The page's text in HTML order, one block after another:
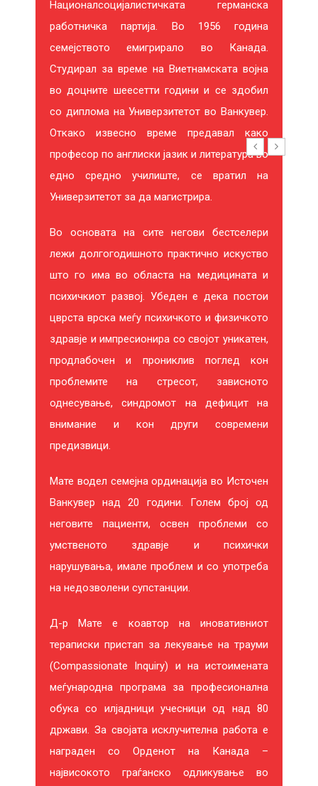
Националсоцијалистичката германска
работничка партија. Во 1956 година
семејството емигрирало во Канада.
Студирал за време на Виетнамската војна
во доцните шеесетти години и се здобил
со диплома на Универзитетот во Ванкувер.
Откако извесно време предавал како
професор по англиски јазик и литература во
едно средно училиште, се вратил на
Универзитетот за да магистрира.
Во основата на сите негови бестселери
лежи долгогодишното практично искуство
што го има во областа на медицината и
психичкиот развој. Убеден е дека постои
цврста врска меѓу психичкото и физичкото
здравје и импресионира со својот уникатен,
продлабочен и прониклив поглед кон
проблемите на стресот, зависното
однесување, синдромот на дефицит на
внимание и кон други современи
предизвици.
Мате водел семејна ординација во Источен
Ванкувер над 20 години. Голем број од
неговите пациенти, освен проблеми со
умственото здравје и психички
нарушувања, имале проблем и со употреба
на недозволени супстанции.
Д-р Мате е коавтор на иновативниот
тераписки пристап за лекување на трауми
(Compassionate Inquiry) и на истоимената
меѓународна програма за професионална
обука со илјадници учесници од над 80
држави. За својата исклучителна работа е
награден со Орденот на Канада –
највисокото граѓанско одликување во
ОРУЖЈАТА НА КРИТИЧКИОТ
Станислав Петковски
400 ден. 320 ден. -80 ден.